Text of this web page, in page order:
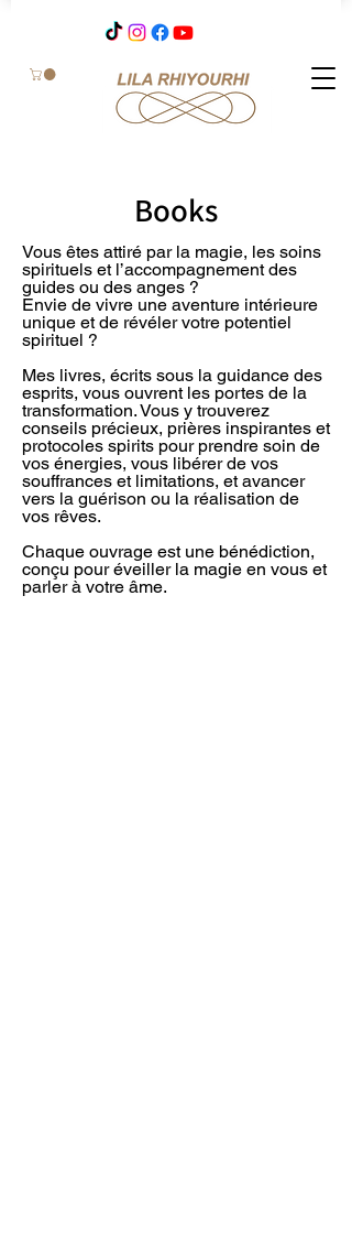
Books
Vous êtes attiré par la magie, les soins
spirituels et l’accompagnement des
guides ou des anges ?
Envie de vivre une aventure intérieure
unique et de révéler votre potentiel
spirituel ?
Mes livres, écrits sous la guidance des
esprits, vous ouvrent les portes de la
transformation. Vous y trouverez
conseils précieux, prières inspirantes et
protocoles spirits pour prendre soin de
vos énergies, vous libérer de vos
souffrances et limitations, et avancer
vers la guérison ou la réalisation de
vos rêves.
Chaque ouvrage est une bénédiction,
conçu pour éveiller la magie en vous et
parler à votre âme.